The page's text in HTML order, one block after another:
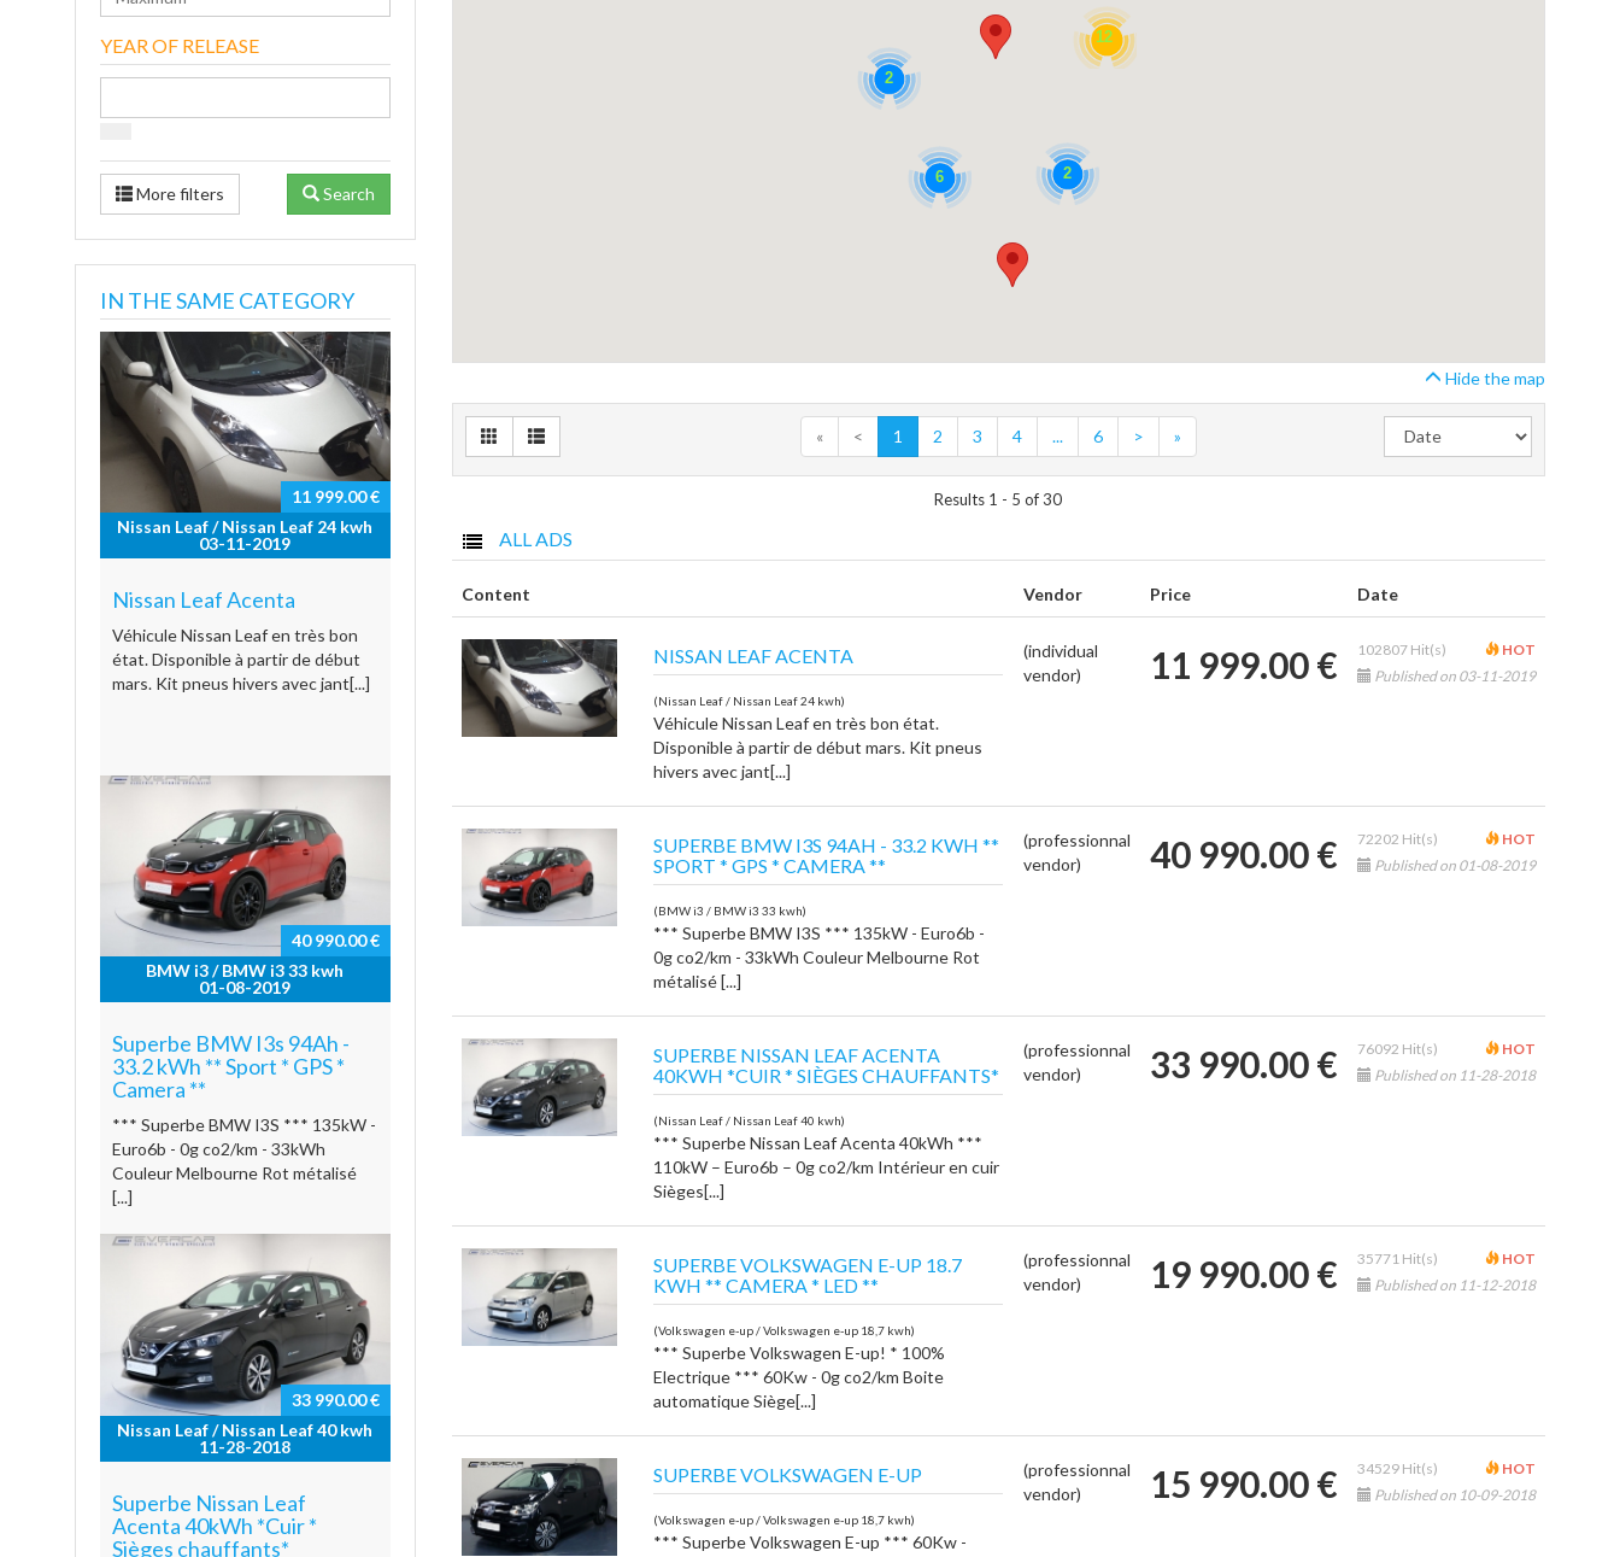
YEAR OF RELEASE
More filters Search
IN THE SAME CATEGORY
11 999.00 €
Nissan Leaf / Nissan Leaf 24 kwh
03-11-2019
Nissan Leaf Acenta
Véhicule Nissan Leaf en très bon
état. Disponible à partir de début
mars. Kit pneus hivers avec jant[...]
40 990.00 €
BMW i3 / BMW i3 33 kwh
01-08-2019
Superbe BMW I3s 94Ah -
33.2 kWh ** Sport * GPS *
Camera **
*** Superbe BMW I3S *** 135kW -
Euro6b - 0g co2/km - 33kWh
Couleur Melbourne Rot métalisé
[...]
33 990.00 €
Nissan Leaf / Nissan Leaf 40 kwh
11-28-2018
Superbe Nissan Leaf
Acenta 40kWh *Cuir *
Sièges chauffants*
12
2
2
6
Hide the map
« < 1 2 3 4 ... 6 > »
Results 1 - 5 of 30
ALL ADS
Content Vendor Price Date
NISSAN LEAF ACENTA
(Nissan Leaf / Nissan Leaf 24 kwh)
Véhicule Nissan Leaf en très bon état.
Disponible à partir de début mars. Kit pneus
hivers avec jant[...]
(individual
vendor)
11 999.00 € HOT
102807 Hit(s)
Published on 03-11-2019
SUPERBE BMW I3S 94AH - 33.2 KWH **
SPORT * GPS * CAMERA **
(BMW i3 / BMW i3 33 kwh)
*** Superbe BMW I3S *** 135kW - Euro6b -
0g co2/km - 33kWh Couleur Melbourne Rot
métalisé [...]
(professionnal
vendor)
40 990.00 € HOT
72202 Hit(s)
Published on 01-08-2019
SUPERBE NISSAN LEAF ACENTA
40KWH *CUIR * SIÈGES CHAUFFANTS*
(Nissan Leaf / Nissan Leaf 40 kwh)
*** Superbe Nissan Leaf Acenta 40kWh ***
110kW – Euro6b – 0g co2/km Intérieur en cuir
Sièges[...]
(professionnal
vendor)
33 990.00 € HOT
76092 Hit(s)
Published on 11-28-2018
SUPERBE VOLKSWAGEN E-UP 18.7
KWH ** CAMERA * LED **
(Volkswagen e-up / Volkswagen e-up 18,7 kwh)
*** Superbe Volkswagen E-up! * 100%
Electrique *** 60Kw - 0g co2/km Boite
automatique Siège[...]
(professionnal
vendor)
19 990.00 € HOT
35771 Hit(s)
Published on 11-12-2018
SUPERBE VOLKSWAGEN E-UP
(Volkswagen e-up / Volkswagen e-up 18,7 kwh)
*** Superbe Volkswagen E-up *** 60Kw -
(professionnal
vendor)
15 990.00 € HOT
34529 Hit(s)
Published on 10-09-2018